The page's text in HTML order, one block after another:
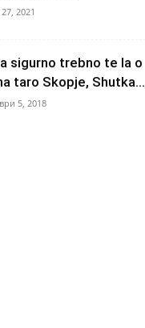
2021
sigurno trebno te la o
taro Skopje, Shutka...
5, 2018